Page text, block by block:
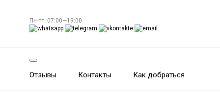
Пн-пт: 07:00—19:00
Отзывы Контакты Как добраться